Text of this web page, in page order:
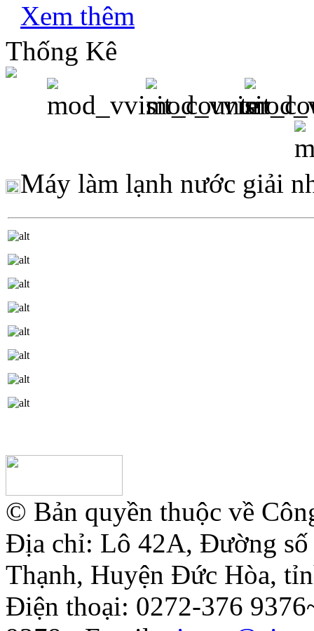
Xem thêm
Thống Kê
Máy làm lạnh nước giải
© Bản quyền thuộc về
Địa chỉ: Lô 42A, Đường
Thạnh, Huyện Đức Hòa,
Điện thoại: 0272-376